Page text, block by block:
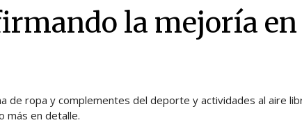
la mejoría
de ropa y complementes del deporte y actividades al aire
más en detalle.